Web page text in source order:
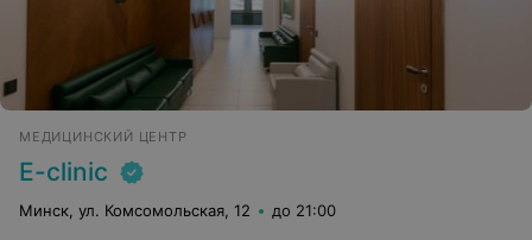
МЕДИЦИНСКИЙ ЦЕНТР
E-clinic
Минск, ул. Комсомольская, 12 до 21:00